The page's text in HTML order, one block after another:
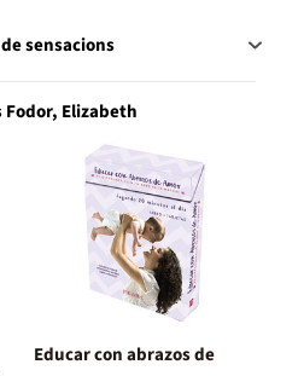
sensacions
Elizabeth
Educar con abrazos de